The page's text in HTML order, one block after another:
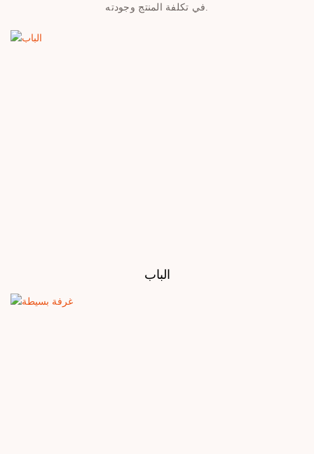
في تكلفة المنتج وجودته.
الباب